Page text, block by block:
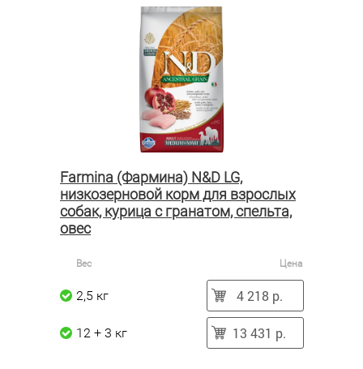
Farmina (Фармина) N&D LG,
низкозерновой корм для взрослых
собак, курица с гранатом, спельта,
овес
Вес Цена
2,5 кг 4 218 р.
12 + 3 кг 13 431 р.